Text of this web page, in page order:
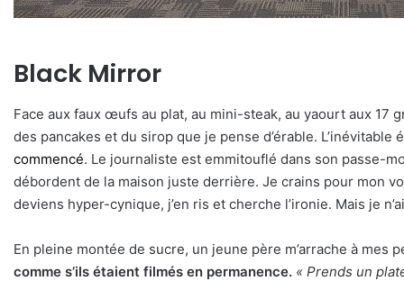
Black Mirror
Face aux faux œufs au plat, au mini-steak, au yaourt aux 17
des pancakes et du sirop que je pense d’érable.
commencé. Le journaliste est emmitouflé dans son passe-
débordent de la maison juste derrière. Je crains pour mon
deviens hyper-cynique, j’en ris et cherche l’ironie. Mais je
En pleine montée de sucre, un jeune père m’arrache à mes
comme s’ils étaient filmés en permanence. « Prends un